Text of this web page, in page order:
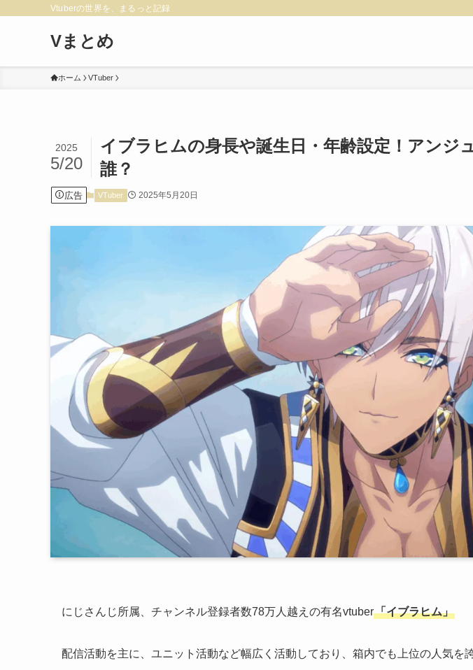
Vtuberの世界を、まるっと記録
Vまとめ
ホーム VTuber
イブラヒムの身長や誕生日・年齢設定！アンジ
誰？
2025
5/20
広告 VTuber 2025年5月20日
にじさんじ所属、チャンネル登録者数78万人越えの有名vtuber「イブラヒム」
配信活動を主に、ユニット活動など幅広く活動しており、箱内でも上位の人気を